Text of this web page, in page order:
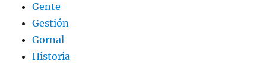
Gente
Gestión
Gornal
Historia